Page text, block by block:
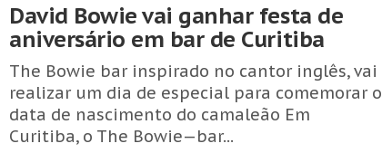
David Bowie vai ganhar festa de
aniversário em bar de Curitiba
The Bowie bar inspirado no cantor inglês, vai
realizar um dia de especial para comemorar o
data de nascimento do camaleão Em
Curitiba, o The Bowie—bar...